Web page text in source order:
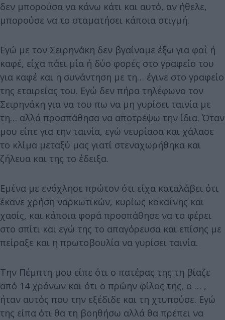
δεν μπορούσα να κάνω κάτι και αυτό, αν ήθελε,
μπορούσε να το σταματήσει κάποια στιγμή.
Εγώ με τον Σειρηνάκη δεν βγαίναμε έξω για φαΐ ή
καφέ, είχα πάει μία ή δύο φορές στο γραφείο του
για καφέ και η συνάντηση με τη… έγινε στο γραφείο
της εταιρείας του. Εγώ δεν πήρα τηλέφωνο τον
Σειρηνάκη για να του πω να μη γυρίσει ταινία με
τη… αλλά προσπάθησα να αποτρέψω την ίδια. Όταν
μου είπε για την ταινία, εγώ νευρίασα και χάλασε
το κλίμα μεταξύ μας γιατί στεναχωρήθηκα και
ζήλευα και της το έδειξα.
Εμένα με ενόχλησε πρώτον ότι είχα καταλάβει ότι
έκανε χρήση ναρκωτικών, κυρίως κοκαΐνης και
χασίς, και κάποια φορά προσπάθησε να το φέρει
στο σπίτι και εγώ της το απαγόρευσα και επίσης με
πείραξε και η πρωτοβουλία να γυρίσει ταινία.
Την Πέμπτη μου είπε ότι ο πατέρας της τη βίαζε
από 14 χρόνων και ότι ο πρώην φίλος της, ο … ,
ήταν αυτός που την εξέδιδε και τη χτυπούσε. Εγώ
της είπα ότι θα τη βοηθήσω αλλά θα πρέπει να